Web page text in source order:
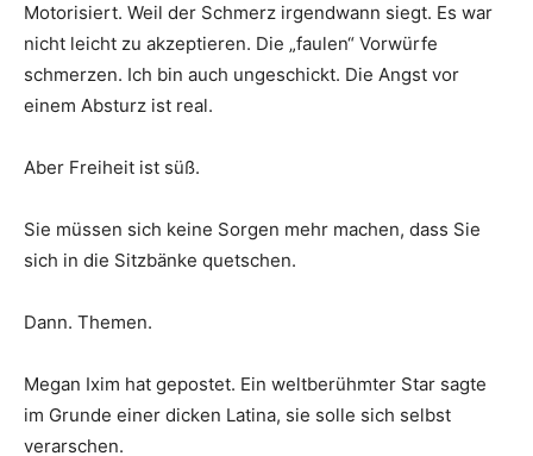
Motorisiert. Weil der Schmerz irgendwann siegt. Es war
nicht leicht zu akzeptieren. Die „faulen“ Vorwürfe
schmerzen. Ich bin auch ungeschickt. Die Angst vor
einem Absturz ist real.
Aber Freiheit ist süß.
Sie müssen sich keine Sorgen mehr machen, dass Sie
sich in die Sitzbänke quetschen.
Dann. Themen.
Megan Ixim hat gepostet. Ein weltberühmter Star sagte
im Grunde einer dicken Latina, sie solle sich selbst
verarschen.